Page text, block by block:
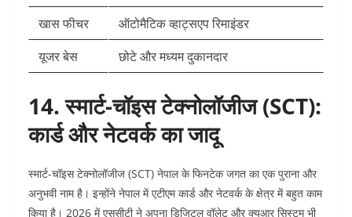
खास फीचर
ऑटोमैटिक व्हाट्सएप रिमाइंडर
यूजर बेस
छोटे और मध्यम दुकानदार
14. स्मार्ट-चॉइस टेक्नोलॉजीज (SCT):
कार्ड और नेटवर्क का जादू
स्मार्ट-चॉइस टेक्नोलॉजीज (SCT) नेपाल के फिनटेक जगत का एक पुराना और
अनुभवी नाम है। इन्होंने नेपाल में एटीएम कार्ड और नेटवर्क के क्षेत्र में बहुत काम
किया है। 2026 में एससीटी ने अपना डिजिटल वॉलेट और क्यूआर सिस्टम भी